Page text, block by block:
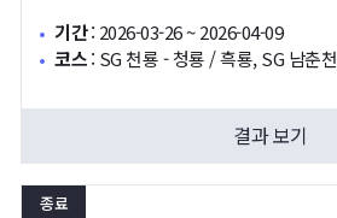
기간: 2026-03-26 ~ 2026-04-09
코스: SG 천룡 - 청룡 / 흑룡, SG 남춘천
결과 보기
종료